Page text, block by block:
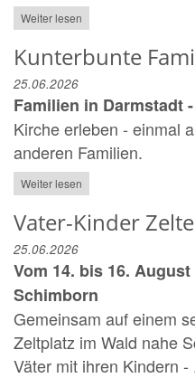
Weiter lesen
Kunterbunte
25.06.2026
Familien in Darmstadt
Kirche erleben - einmal
anderen Familien.
Weiter lesen
Vater-Kinder
25.06.2026
Vom 14. bis 16.
Schimborn
Gemeinsam auf einem
Zeltplatz im Wald nahe
Väter mit ihren Kindern -